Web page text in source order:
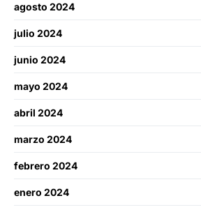
agosto 2024
julio 2024
junio 2024
mayo 2024
abril 2024
marzo 2024
febrero 2024
enero 2024